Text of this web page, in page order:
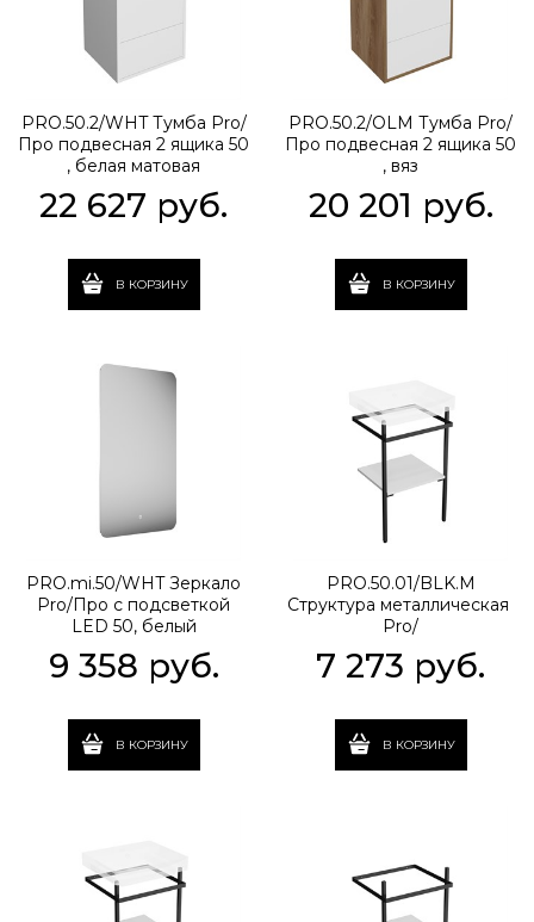
PRO.50.2/WHT Тумба Pro/
Про подвесная 2 ящика 50
, белая матовая
22 627 руб.
В КОРЗИНУ
PRO.50.2/OLM Тумба Pro/
Про подвесная 2 ящика 50
, вяз
20 201 руб.
В КОРЗИНУ
PRO.mi.50/WHT Зеркало
Pro/Про с подсветкой
LED 50, белый
9 358 руб.
В КОРЗИНУ
PRO.50.01/BLK.M
Структура металлическая
Pro/
Про напольная 50, черная
матовая
7 273 руб.
В КОРЗИНУ